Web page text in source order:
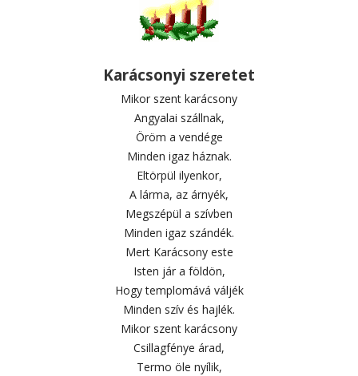
Karácsonyi szeretet
Mikor szent karácsony
Angyalai szállnak,
Öröm a vendége
Minden igaz háznak.
Eltörpül ilyenkor,
A lárma, az árnyék,
Megszépül a szívben
Minden igaz szándék.
Mert Karácsony este
Isten jár a földön,
Hogy templomává váljék
Minden szív és hajlék.
Mikor szent karácsony
Csillagfénye árad,
Termo öle nyílik,